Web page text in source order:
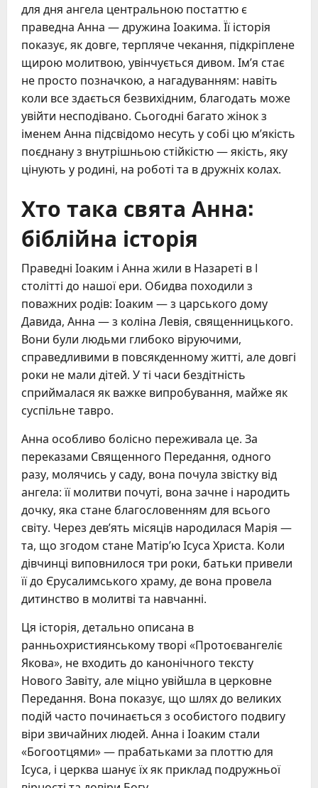
для дня ангела центральною постаттю є
праведна Анна — дружина Іоакима. Її історія
показує, як довге, терпляче чекання, підкріплене
щирою молитвою, увінчується дивом. Ім’я стає
не просто позначкою, а нагадуванням: навіть
коли все здається безвихідним, благодать може
увійти несподівано. Сьогодні багато жінок з
іменем Анна підсвідомо несуть у собі цю м’якість
поєднану з внутрішньою стійкістю — якість, яку
цінують у родині, на роботі та в дружніх колах.
Хто така свята Анна:
біблійна історія
Праведні Іоаким і Анна жили в Назареті в I
столітті до нашої ери. Обидва походили з
поважних родів: Іоаким — з царського дому
Давида, Анна — з коліна Левія, священницького.
Вони були людьми глибоко віруючими,
справедливими в повсякденному житті, але довгі
роки не мали дітей. У ті часи бездітність
сприймалася як важке випробування, майже як
суспільне тавро.
Анна особливо болісно переживала це. За
переказами Священного Передання, одного
разу, молячись у саду, вона почула звістку від
ангела: її молитви почуті, вона зачне і народить
дочку, яка стане благословенням для всього
світу. Через дев’ять місяців народилася Марія —
та, що згодом стане Матір’ю Ісуса Христа. Коли
дівчинці виповнилося три роки, батьки привели
її до Єрусалимського храму, де вона провела
дитинство в молитві та навчанні.
Ця історія, детально описана в
ранньохристиянському творі «Протоєвангеліє
Якова», не входить до канонічного тексту
Нового Завіту, але міцно увійшла в церковне
Передання. Вона показує, що шлях до великих
подій часто починається з особистого подвигу
віри звичайних людей. Анна і Іоаким стали
«Богоотцями» — прабатьками за плоттю для
Ісуса, і церква шанує їх як приклад подружньої